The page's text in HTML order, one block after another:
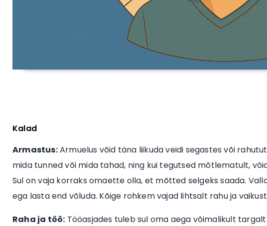
Kalad
Armastus:Armuelus võid täna liikuda veidi segastes või
mida tunned või mida tahad, ning kui tegutsed mõtlematult,
Sul on vaja korraks omaette olla, et mõtted selgeks saada.
ega lasta end võluda. Kõige rohkem vajad lihtsalt rahu ja
Raha ja töö: Tööasjades tuleb sul oma aega võimalikult